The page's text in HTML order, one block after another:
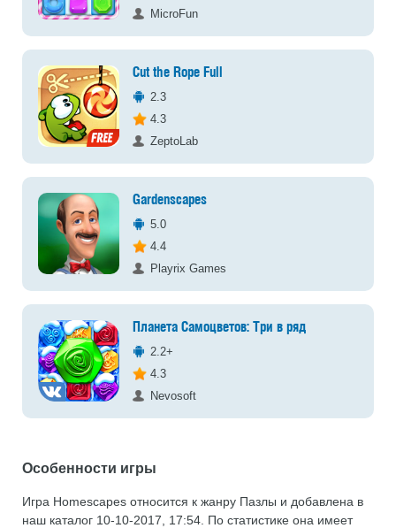
MicroFun
Cut the Rope Full
2.3
4.3
ZeptoLab
Gardenscapes
5.0
4.4
Playrix Games
Планета Самоцветов: Три в ряд
2.2+
4.3
Nevosoft
Особенности игры
Игра Homescapes относится к жанру Пазлы и добавлена в
наш каталог 10-10-2017, 17:54. По статистике она имеет